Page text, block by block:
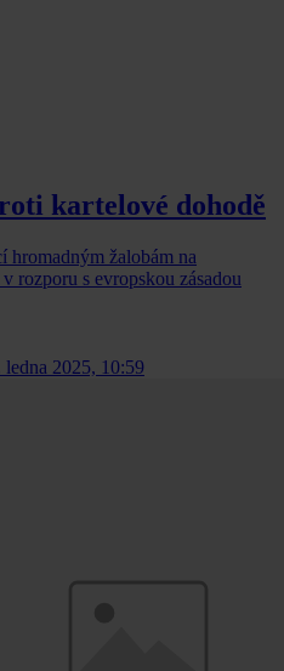
kartelové dohodě
hromadným žalobám na
rozporu s evropskou zásadou
ledna 2025, 10:59